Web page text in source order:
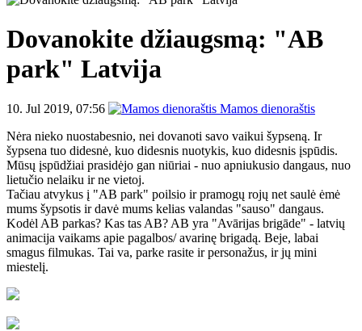
Dovanokite džiaugsmą: "AB
park" Latvija
10. Jul 2019, 07:56
Mamos dienoraštis
Nėra nieko nuostabesnio, nei dovanoti savo vaikui šypseną. Ir
šypsena tuo didesnė, kuo didesnis nuotykis, kuo didesnis įspūdis.
Mūsų įspūdžiai prasidėjo gan niūriai - nuo apniukusio dangaus, nuo
lietučio nelaiku ir ne vietoj.
Tačiau atvykus į "AB park" poilsio ir pramogų rojų net saulė ėmė
mums šypsotis ir davė mums kelias valandas "sauso" dangaus.
Kodėl AB parkas? Kas tas AB? AB yra "Avārijas brigāde" - latvių
animacija vaikams apie pagalbos/ avarinę brigadą. Beje, labai
smagus filmukas. Tai va, parke rasite ir personažus, ir jų mini
miestelį.